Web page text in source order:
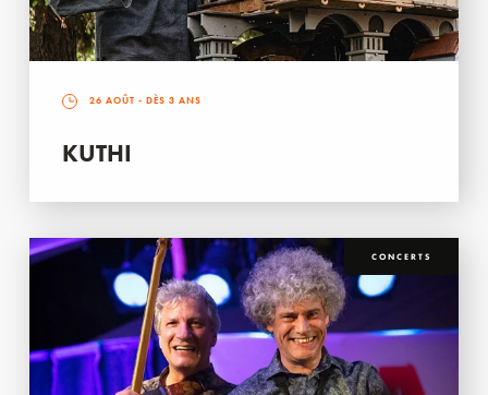
26 AOÛT - DÈS 3 ANS
KUTHI
CONCERTS